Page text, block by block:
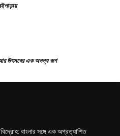
আর উৎসবের এক অনন্য রূপ
বাংলার সঙ্গে এক অপ্রত্যাশিত